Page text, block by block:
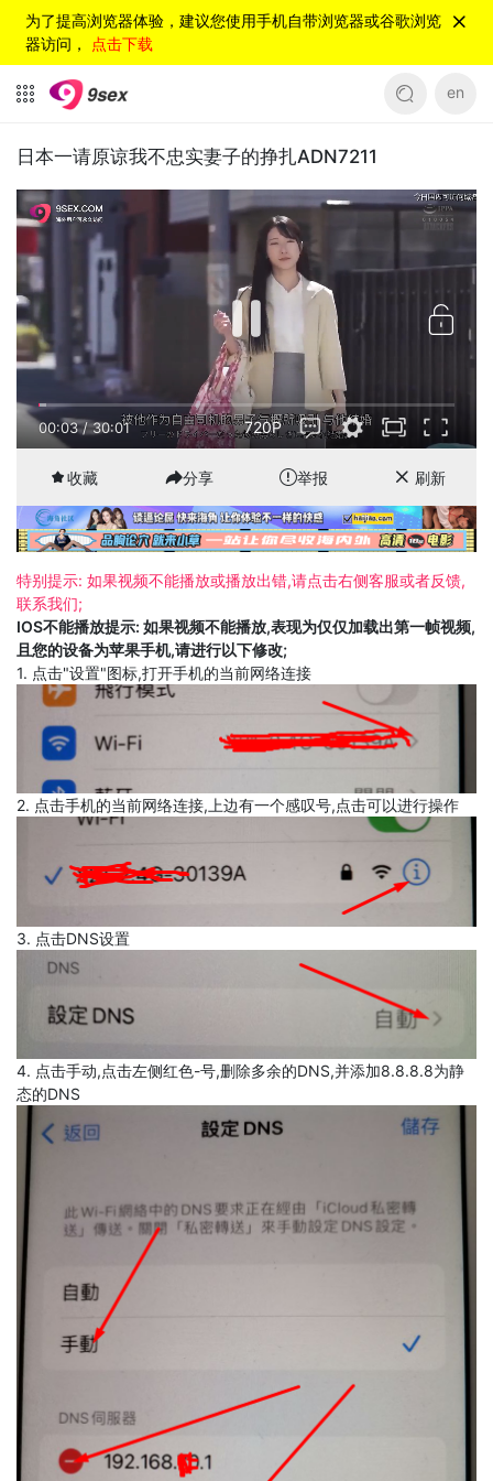
为了提高浏览器体验，建议您使用手机自带浏览器或谷歌浏览
器访问， 点击下载
en
日本一请原谅我不忠实妻子的挣扎ADN7211
00:03/30:01 720P
收藏 分享 举报 刷新
特别提示: 如果视频不能播放或播放出错,请点击右侧客服或者反馈,
联系我们;
IOS不能播放提示: 如果视频不能播放,表现为仅仅加载出第一帧视频,
且您的设备为苹果手机,请进行以下修改;
1. 点击"设置"图标,打开手机的当前网络连接
2. 点击手机的当前网络连接,上边有一个感叹号,点击可以进行操作
3. 点击DNS设置
4. 点击手动,点击左侧红色-号,删除多余的DNS,并添加8.8.8.8为静
态的DNS